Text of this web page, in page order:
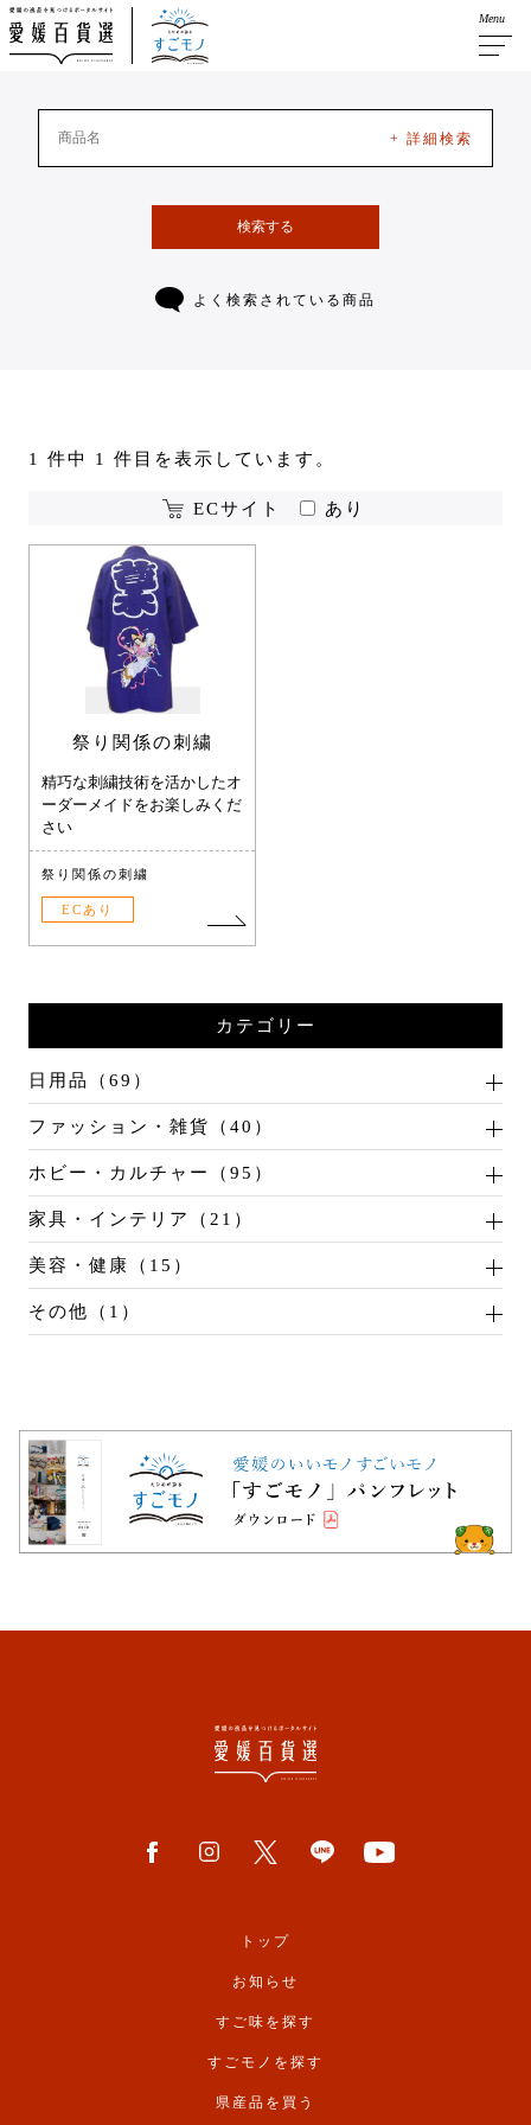
Menu
+ 詳細検索
検索する
よく検索されている商品
1 件中 1 件目を表示しています。
ECサイト あり
祭り関係の刺繍
精巧な刺繍技術を活かしたオ
ーダーメイドをお楽しみくだ
さい
祭り関係の刺繍
ECあり
カテゴリー
日用品（69）
ファッション・雑貨（40）
ホビー・カルチャー（95）
家具・インテリア（21）
美容・健康（15）
その他（1）
トップ
お知らせ
すご味を探す
すごモノを探す
県産品を買う